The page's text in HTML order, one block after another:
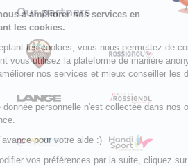
Our partners
Aidez-nous à améliorer nos services en
acceptant les cookies.
En acceptant les cookies, vous nous
comment vous utilisez la plateforme de
aide à améliorer nos services et mieux
Aucune donnée personnelle n'est collectée
Merci d’avance pour votre aide :)
Pour modifier vos préférences par la suite,